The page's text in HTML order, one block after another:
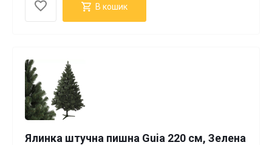
В кошик
Ялинка штучна пишна Guia 220 см, Зелена